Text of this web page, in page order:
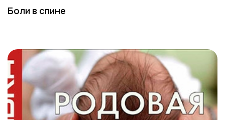
Боли в спине